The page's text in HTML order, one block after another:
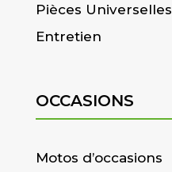
Pièces Universelles
Entretien
OCCASIONS
Motos d’occasions